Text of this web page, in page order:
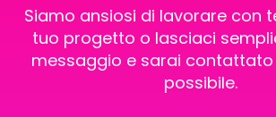
Siamo ansiosi di lavorare con
tuo progetto o lasciaci
messaggio e sarai contattato
possibile.